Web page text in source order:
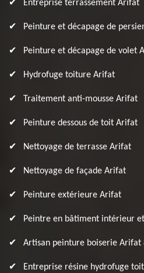
Entreprise terrassement Arifat
Peinture et décapage de
Peinture et décapage de volet
Hydrofuge toiture Arifat
Traitement anti-mousse Arifat
Peinture dessous de toit Arifat
Nettoyage de terrasse Arifat
Nettoyage de façade Arifat
Peinture extérieure Arifat
Peintre en bâtiment intérieur
Artisan peinture boiserie Arifat
Entreprise résine hydrofuge